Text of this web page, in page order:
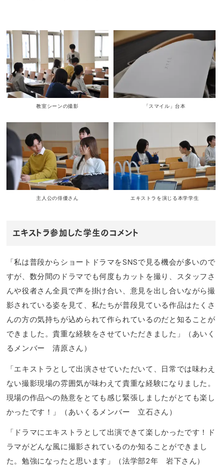
教室シーンの撮影 「スマイル」台本
主人公の俳優さん エキストラを演じる本学学生
エキストラ参加した学生のコメント
「私は普段からショートドラマをSNSで見る機会が多いので
すが、数分間のドラマでも何度もカットを撮り、スタッフさ
んや役者さん全員で声を掛け合い、意見を出し合いながら撮
影されている姿を見て、私たちが普段見ている作品はたくさ
んの方の気持ちが込められて作られているのだと知ることが
できました。貴重な経験をさせていただきました」（あいく
るメンバー 清原さん）
「エキストラとして出演させていただいて、日常では味わえ
ない撮影現場の雰囲気が味わえて貴重な経験になりました。
現場の作品への熱意をとても感じ緊張しましたがとても楽し
かったです！」（あいくるメンバー 立石さん）
「ドラマにエキストラとして出演できて楽しかったです！ド
ラマがどんな風に撮影されているのか知ることができまし
た。勉強になったと思います」（法学部2年 岩下さん）